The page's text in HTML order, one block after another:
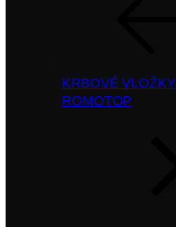
KRBOVÉ VLOŽKY
ROMOTOP